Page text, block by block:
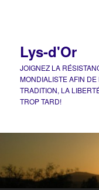
Lys-d'Or
JOIGNEZ LA
MONDIALISTE AFIN
TRADITION, LA
TROP TARD!